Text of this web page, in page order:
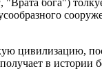
, "Врата бога")
цивилизацию,
в истории